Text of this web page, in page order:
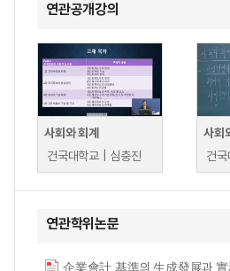
연관공개강의
사회와 회계
건국대학교 | 심충진
사회
건
연관학위논문
企業會計 基準의 生成發展과